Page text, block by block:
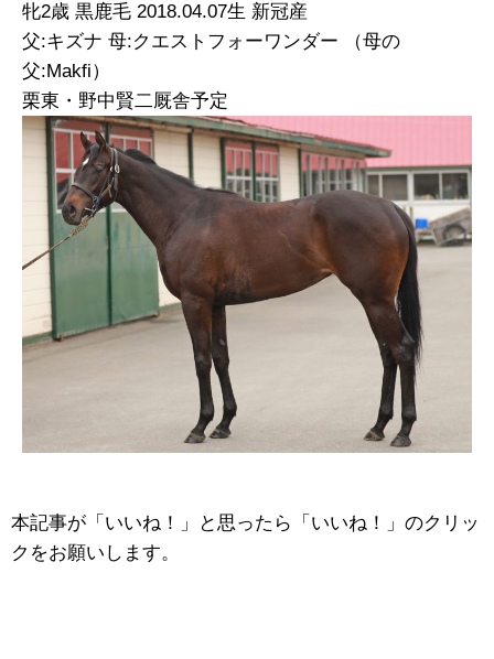
牝2歳 黒鹿毛 2018.04.07生 新冠産
父:キズナ 母:クエストフォーワンダー （母の
父:Makfi）
栗東・野中賢二厩舎予定
本記事が「いいね！」と思ったら「いいね！」のクリッ
クをお願いします。